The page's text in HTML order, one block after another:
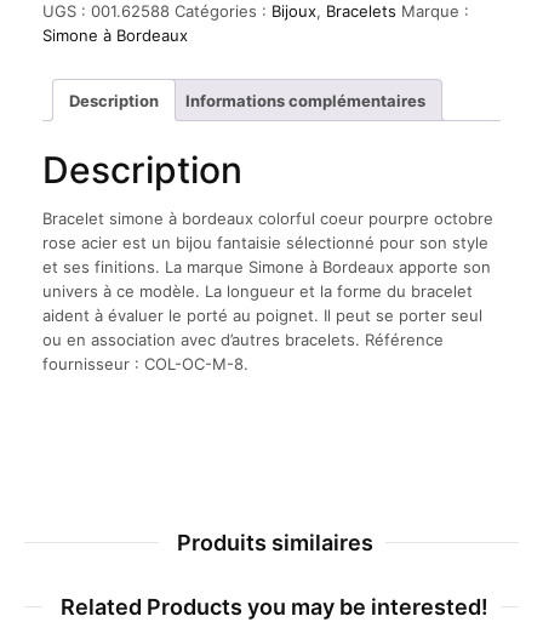
à
bordeaux
coeur
pourpre
rose
UGS : 001.62588 Catégories : Bijoux, Bracelets Marque :
Simone à Bordeaux
Description Informations complémentaires
Description
Bracelet simone à bordeaux colorful coeur pourpre octobre
rose acier est un bijou fantaisie sélectionné pour son style
et ses finitions. La marque Simone à Bordeaux apporte son
univers à ce modèle. La longueur et la forme du bracelet
aident à évaluer le porté au poignet. Il peut se porter seul
ou en association avec d’autres bracelets. Référence
fournisseur : COL-OC-M-8.
Produits similaires
Related Products you may be interested!